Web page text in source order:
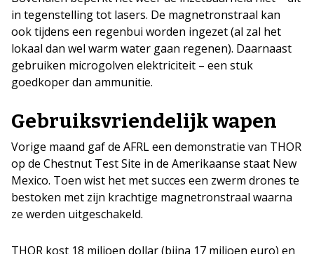
in tegenstelling tot lasers. De magnetronstraal kan
ook tijdens een regenbui worden ingezet (al zal het
lokaal dan wel warm water gaan regenen). Daarnaast
gebruiken microgolven elektriciteit – een stuk
goedkoper dan ammunitie.
Gebruiksvriendelijk wapen
Vorige maand gaf de AFRL een demonstratie van THOR
op de Chestnut Test Site in de Amerikaanse staat New
Mexico. Toen wist het met succes een zwerm drones te
bestoken met zijn krachtige magnetronstraal waarna
ze werden uitgeschakeld.
THOR kost 18 miljoen dollar (bijna 17 miljoen euro) en